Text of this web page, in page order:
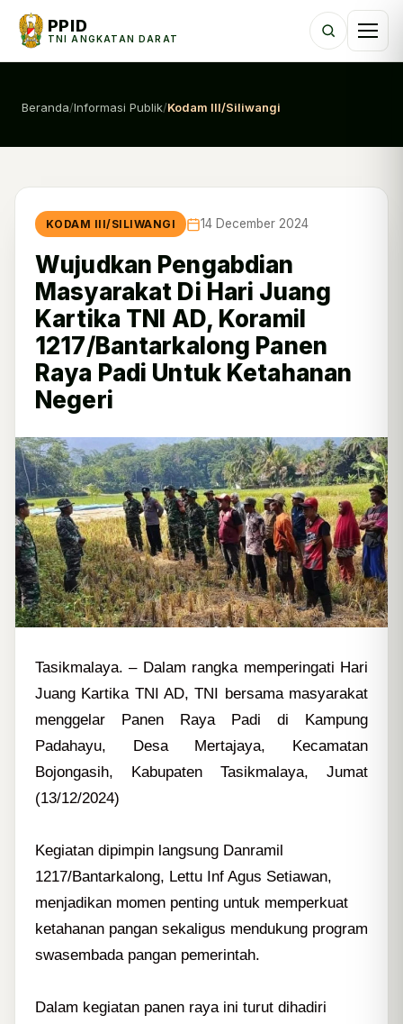
PPID
TNI ANGKATAN DARAT
Beranda/Informasi Publik/Kodam III/Siliwangi
KODAM III/SILIWANGI 14 December 2024
Wujudkan Pengabdian
Masyarakat Di Hari Juang
Kartika TNI AD, Koramil
1217/Bantarkalong Panen
Raya Padi Untuk Ketahanan
Negeri
Tasikmalaya. – Dalam rangka memperingati Hari
Juang Kartika TNI AD, TNI bersama masyarakat
menggelar Panen Raya Padi di Kampung
Padahayu, Desa Mertajaya, Kecamatan
Bojongasih, Kabupaten Tasikmalaya, Jumat
(13/12/2024)
Kegiatan dipimpin langsung Danramil
1217/Bantarkalong, Lettu Inf Agus Setiawan,
menjadikan momen penting untuk memperkuat
ketahanan pangan sekaligus mendukung program
swasembada pangan pemerintah.
Dalam kegiatan panen raya ini turut dihadiri